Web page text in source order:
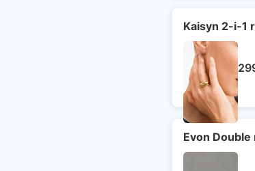
Kaisyn 2-i-1
Evon